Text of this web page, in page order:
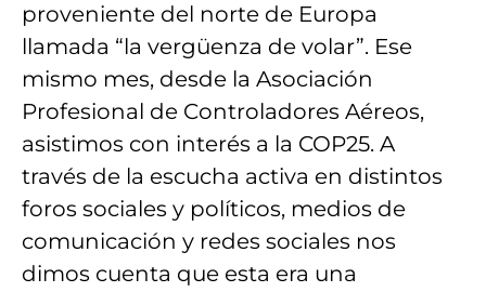
proveniente del norte de Europa
llamada “la vergüenza de volar”. Ese
mismo mes, desde la Asociación
Profesional de Controladores Aéreos,
asistimos con interés a la COP25. A
través de la escucha activa en distintos
foros sociales y políticos, medios de
comunicación y redes sociales nos
dimos cuenta que esta era una